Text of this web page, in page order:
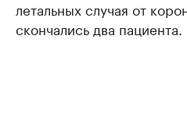
летальных случая от
скончались два пациента.